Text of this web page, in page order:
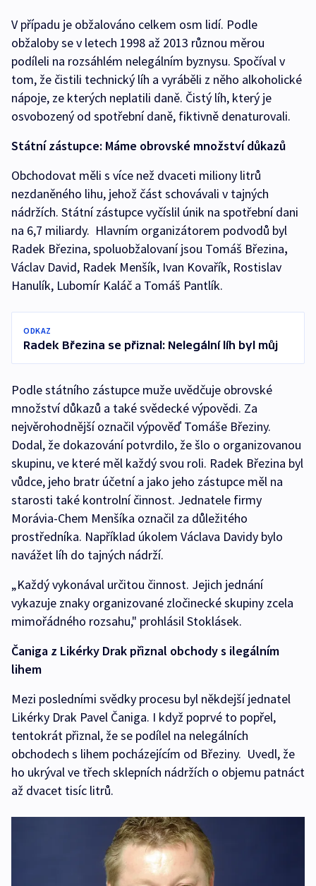
V případu je obžalováno celkem osm lidí. Podle
obžaloby se v letech 1998 až 2013 různou měrou
podíleli na rozsáhlém nelegálním byznysu. Spočíval v
tom, že čistili technický líh a vyráběli z něho alkoholické
nápoje, ze kterých neplatili daně. Čistý líh, který je
osvobozený od spotřební daně, fiktivně denaturovali.
Státní zástupce: Máme obrovské množství důkazů
Obchodovat měli s více než dvaceti miliony litrů
nezdaněného lihu, jehož část schovávali v tajných
nádržích. Státní zástupce vyčíslil únik na spotřební dani
na 6,7 miliardy. Hlavním organizátorem podvodů byl
Radek Březina, spoluobžalovaní jsou Tomáš Březina,
Václav David, Radek Menšík, Ivan Kovařík, Rostislav
Hanulík, Lubomír Kaláč a Tomáš Pantlík.
ODKAZ
Radek Březina se přiznal: Nelegální líh byl můj
Podle státního zástupce muže uvědčuje obrovské
množství důkazů a také svědecké výpovědi. Za
nejvěrohodnější označil výpověď Tomáše Březiny.
Dodal, že dokazování potvrdilo, že šlo o organizovanou
skupinu, ve které měl každý svou roli. Radek Březina byl
vůdce, jeho bratr účetní a jako jeho zástupce měl na
starosti také kontrolní činnost. Jednatele firmy
Morávia-Chem Menšíka označil za důležitého
prostředníka. Například úkolem Václava Davidy bylo
navážet líh do tajných nádrží.
„Každý vykonával určitou činnost. Jejich jednání
vykazuje znaky organizované zločinecké skupiny zcela
mimořádného rozsahu," prohlásil Stoklásek.
Čaniga z Likérky Drak přiznal obchody s ilegálním
lihem
Mezi posledními svědky procesu byl někdejší jednatel
Likérky Drak Pavel Čaniga. I když poprvé to popřel,
tentokrát přiznal, že se podílel na nelegálních
obchodech s lihem pocházejícím od Březiny. Uvedl, že
ho ukrýval ve třech sklepních nádržích o objemu patnáct
až dvacet tisíc litrů.